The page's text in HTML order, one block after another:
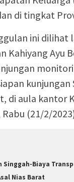
di tingkat
ini dilihat
Kahiyang Ayu
kunjungan
di aula kantor
(21/2/
Singgah-Biaya
Nias Barat